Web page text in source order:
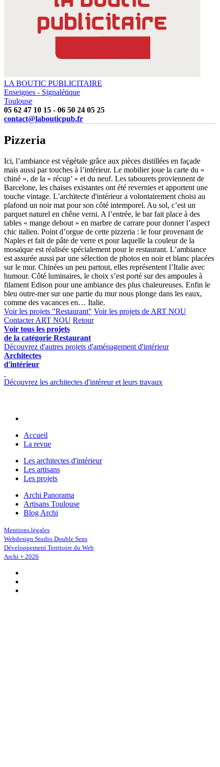
LA BOUTIC PUBLICITAIRE
Enseignes - Signalétique
Toulouse
05 62 47 10 15 - 06 50 24 05 25
contact@labouticpub.fr
Pizzeria
Ici, l’ambiance est végétale grâce aux pièces distillées en façade
mais aussi par touches à l’intérieur. Le mobilier joue la carte du «
chiné », de la « récup’ » et du neuf. Les tabourets proviennent de
Barcelone, les chaises existantes ont été revernies et apportent une
touche vintage. L’architecte d'intérieur a volontairement choisi au
plafond un noir mat pour son côté intemporel. Au sol, c’est un
parquet naturel en chêne verni. A l’entrée, le bar fait place à des
tables « mange debout » en marbre de carrare pour donner l’aspect
chic italien. Point d’orgue de cette pizzeria : le four provenant de
Naples et fait de pâte de verre et pour laquelle la couleur de la
mosaïque est réalisée spécialement pour le restaurant. L’ambiance
est assurée aussi par une sélection de photos en noir et blanc placées
sur le mur. Chinées un peu partout, elles représentent l’Italie avec
humour. Côté luminaires, le choix s’est porté sur des ampoules à
filament Edison pour une ambiance des plus chaleureuses. Enfin le
bleu outre-mer sur une partie du mur nous plonge dans les eaux,
comme des vacances en… Italie.
Voir les projets "Restaurant" Voir les projets de ART NOU
Contacter ART NOU Retour
Voir tous les projets
de la catégorie Restaurant
Découvrez d'autres projets d'aménagement d'intérieur
Architectes
d'intérieur
Découvrez les architectes d'intéreur et leurs travaux
Accueil
La revue
Les architectes d'intérieur
Les artisans
Les projets
Archi Panorama
Artisans Toulouse
Blog Archi
Mentions légales
Webdesign Studio Double Sens
Développement Territoire du Web
Archi + 2026